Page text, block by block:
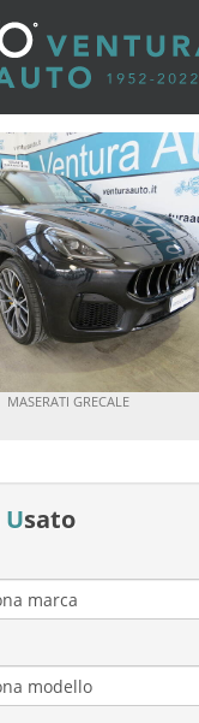
MASERATI GRECALE
Usato